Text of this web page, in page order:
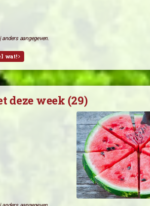
deze week (29)
(’t Vreebroek)
de Transitie)
Raaf)